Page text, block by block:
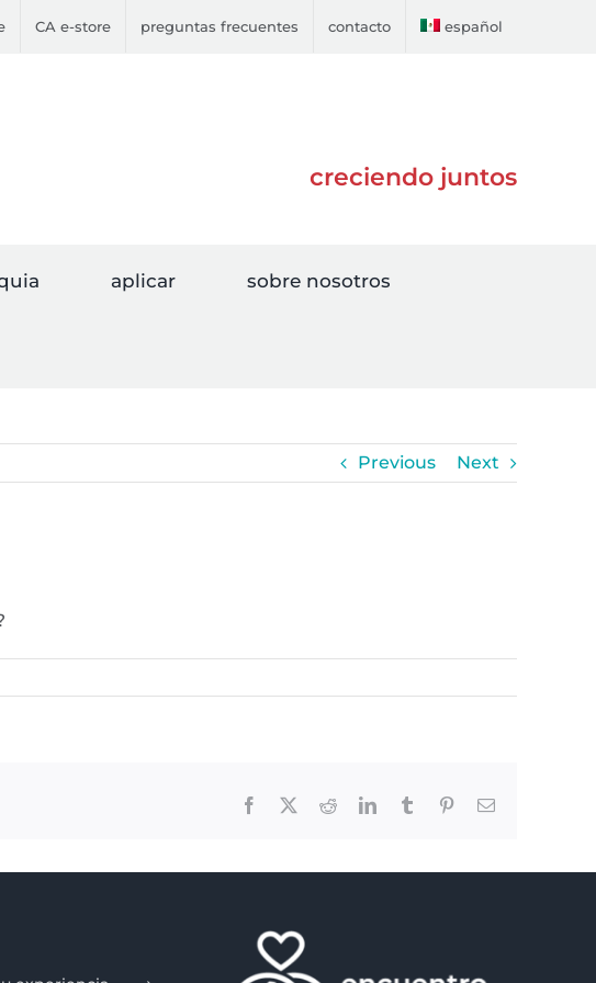
CA e-store preguntas frecuentes contacto español
creciendo juntos
aplicar sobre nosotros
Previous Next
Facebook RedditLinkedInTumblr PinterestEmail